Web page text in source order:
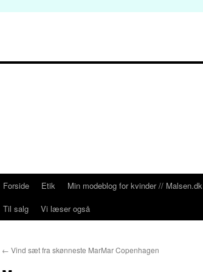
HopForside Etik Min modeblog for kvinder // Malsen.dk
Til salg
Vi læser også
← Vind sæt fra skønneste MarMar Copenhagen